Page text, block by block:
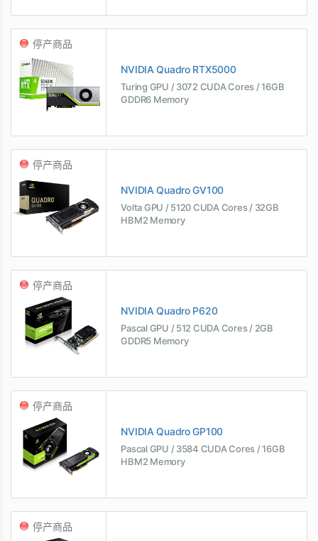
停产商品
NVIDIA Quadro RTX5000
Turing GPU / 3072 CUDA Cores / 16GB
GDDR6 Memory
停产商品
NVIDIA Quadro GV100
Volta GPU / 5120 CUDA Cores / 32GB
HBM2 Memory
停产商品
NVIDIA Quadro P620
Pascal GPU / 512 CUDA Cores / 2GB
GDDR5 Memory
停产商品
NVIDIA Quadro GP100
Pascal GPU / 3584 CUDA Cores / 16GB
HBM2 Memory
停产商品